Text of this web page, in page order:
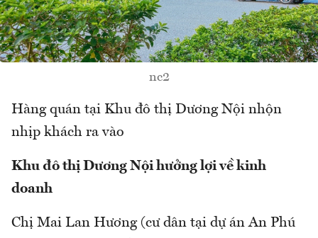
nc2
Hàng quán tại Khu đô thị Dương Nội nhộn
nhịp khách ra vào
Khu đô thị Dương Nội hưởng lợi về kinh
doanh
Chị Mai Lan Hương (cư dân tại dự án An Phú